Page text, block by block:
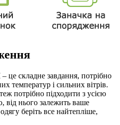
– це складне завдання, потрібно
температур і сильних вітрів.
потрібно підходити з усією
від нього залежить ваше
беріть все найтепліше,